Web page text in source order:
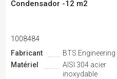
Condensador -12 m2
1008484
Fabricant
BTS Engineering
Matériel
AISI 304 acier
inoxydable